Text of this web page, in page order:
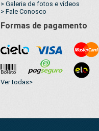
> Galeria de fotos e vídeos
> Fale Conosco
Formas de pagamento
Ver todas>